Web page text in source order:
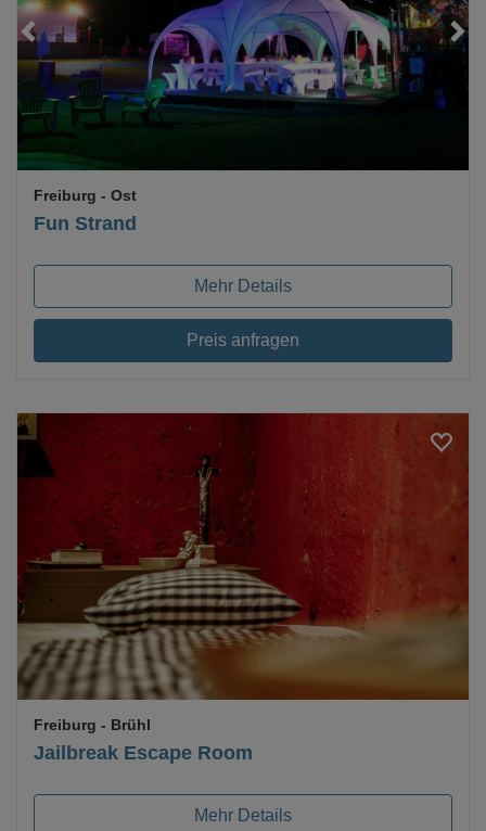
Loading...
Fun Strand
Freiburg - Ost
Mehr Details
Preis anfragen
Jailbreak Escape Room
Freiburg - Brühl
Mehr Details